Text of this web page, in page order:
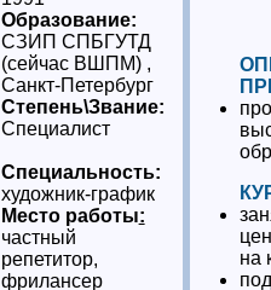
Образование:
СЗИП СПБГУТД
(сейчас ВШПМ) ,
Санкт-Петербург
Степень\Звание:
Специалист
Специальность:
художник-график
Место работы:
частный
репетитор,
фрилансер
на